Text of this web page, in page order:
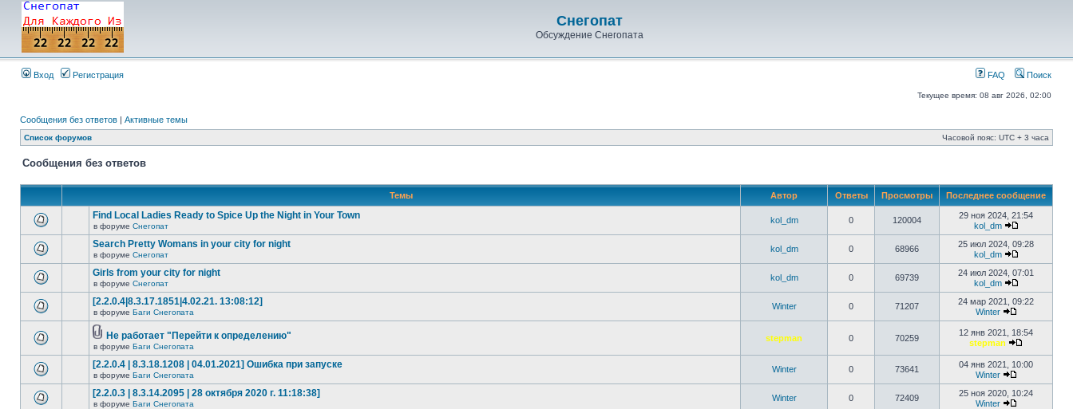
Снегопат
Обсуждение Снегопата
Вход Регистрация FAQ Поиск
Текущее время: 08 авг 2026, 02:00
Сообщения без ответов | Активные темы
Список форумов Часовой пояс: UTC + 3 часа
Сообщения без ответов
Темы Автор Ответы Просмотры Последнее сообщение
Find Local Ladies Ready to Spice Up the Night in Your Town
в форуме Снегопат
kol_dm 0 120004
29 ноя 2024, 21:54
kol_dm
Search Pretty Womans in your city for night
в форуме Снегопат
kol_dm 0 68966
25 июл 2024, 09:28
kol_dm
Girls from your city for night
в форуме Снегопат
kol_dm 0 69739
24 июл 2024, 07:01
kol_dm
[2.2.0.4|8.3.17.1851|4.02.21. 13:08:12]
в форуме Баги Снегопата
Winter 0 71207
24 мар 2021, 09:22
Winter
Не работает "Перейти к определению"
в форуме Баги Снегопата
stepman 0 70259
12 янв 2021, 18:54
stepman
[2.2.0.4 | 8.3.18.1208 | 04.01.2021] Ошибка при запуске
в форуме Баги Снегопата
Winter 0 73641
04 янв 2021, 10:00
Winter
[2.2.0.3 | 8.3.14.2095 | 28 октября 2020 г. 11:18:38]
в форуме Баги Снегопата
Winter 0 72409
25 ноя 2020, 10:24
Winter